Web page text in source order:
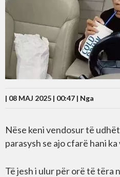
| 08 MAJ 2025 | 00:47 | Nga
Nëse keni vendosur të
parasysh se ajo cfarë hani
Të jesh i ulur për orë të tëra